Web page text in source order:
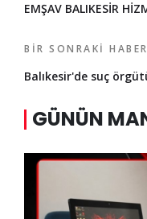
EMŞAV BALIKESİR
BIR SONRAKI HABER
Balıkesir'de suç
GÜNÜN